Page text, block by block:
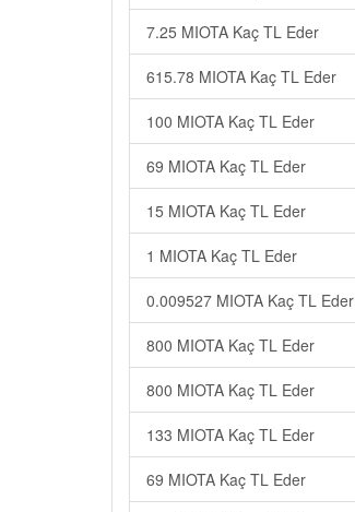
7.25 MIOTA Kaç TL Eder
615.78 MIOTA Kaç TL Eder
100 MIOTA Kaç TL Eder
69 MIOTA Kaç TL Eder
15 MIOTA Kaç TL Eder
1 MIOTA Kaç TL Eder
0.009527 MIOTA Kaç TL Eder
800 MIOTA Kaç TL Eder
800 MIOTA Kaç TL Eder
133 MIOTA Kaç TL Eder
69 MIOTA Kaç TL Eder